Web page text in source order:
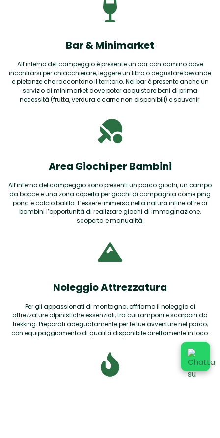
Bar & Minimarket
All’interno del campeggio è presente un bar con camino dove
incontrarsi per chiacchierare, leggere un libro o degustare bevande
e pietanze che raccontano il territorio. Nel bar è presente anche un
servizio di minimarket dove poter acquistare beni di prima
necessità (frutta, verdura e carne non disponibili) e souvenir.
Area Giochi per Bambini
All’interno del campeggio sono presenti un parco giochi, un campo
da bocce e una zona coperta per giochi di compagnia come ping
pong e calcio balilla. L’essere immerso nella natura infine offre ai
bambini l’opportunità di realizzare giochi di immaginazione,
scoperta e manualità.
Noleggio Attrezzatura
Per gli appassionati di montagna, offriamo il noleggio di
attrezzature alpinistiche essenziali, tra cui ramponi e scarponi da
trekking. Preparati adeguatamente per le tue avventure nel parco,
con equipaggiamento di qualità disponibile direttamente in loco.